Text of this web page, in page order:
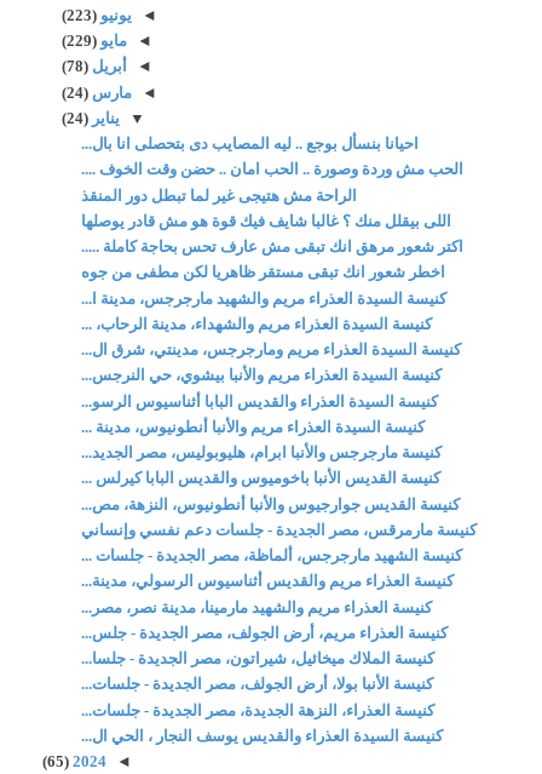
◄ يونيو(223)
◄مايو(229)
◄
أبريل(78)
◄مارس(24)
▼ يناير(24)
احيانا بنسأل بوجع .. ليه المصايب دى بتحصلى انا بال...
الحب مش وردة وصورة .. الحب امان .. حضن وقت الخوف ....
الراحة مش هتيجى غير لما تبطل دور المنقذ
اللى بيقلل منك ؟ غالبا شايف فيك قوة هو مش قادر يوصلها
اكتر شعور مرهق انك تبقى مش عارف تحس بحاجة كاملة .....
اخطر شعور انك تبقى مستقر ظاهريا لكن مطفى من جوه
كنيسة السيدة العذراء مريم والشهيد مارجرجس، مدينة ا...
كنيسة السيدة العذراء مريم والشهداء، مدينة الرحاب، ...
كنيسة السيدة العذراء مريم ومارجرجس، مدينتي، شرق ال...
كنيسة السيدة العذراء مريم والأنبا بيشوي، حي النرجس...
كنيسة السيدة العذراء والقديس البابا أثناسيوس الرسو...
كنيسة السيدة العذراء مريم والأنبا أنطونيوس، مدينة ...
كنيسة مارجرجس والأنبا ابرام، هليوبوليس، مصر الجديد...
كنيسة القديس الأنبا باخوميوس والقديس البابا كيرلس ...
كنيسة القديس جوارجيوس والأنبا أنطونيوس، النزهة، مص...
كنيسة مارمرقس، مصر الجديدة - جلسات دعم نفسي وإنساني
كنيسة الشهيد مارجرجس، ألماظة، مصر الجديدة - جلسات ...
كنيسة العذراء مريم والقديس أثناسيوس الرسولي، مدينة...
كنيسة العذراء مريم والشهيد مارمينا، مدينة نصر، مصر...
كنيسة العذراء مريم، أرض الجولف، مصر الجديدة - جلس...
كنيسة الملاك ميخائيل، شيراتون، مصر الجديدة - جلسا...
كنيسة الأنبا بولا، أرض الجولف، مصر الجديدة - جلسات...
كنيسة العذراء، النزهة الجديدة، مصر الجديدة - جلسات...
كنيسة السيدة العذراء والقديس يوسف النجار ، الحي ال...
◄
2024
(65)